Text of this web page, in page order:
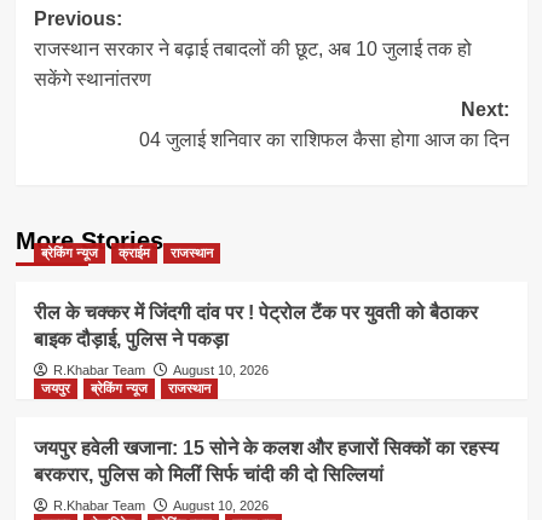
Post
navigation
Previous:
राजस्थान सरकार ने बढ़ाई तबादलों की छूट, अब 10 जुलाई तक हो
सकेंगे स्थानांतरण
Next:
04 जुलाई शनिवार का राशिफल कैसा होगा आज का दिन
More Stories
ब्रेकिंग न्यूज क्राईम राजस्थान
रील के चक्कर में जिंदगी दांव पर ! पेट्रोल टैंक पर युवती को बैठाकर
बाइक दौड़ाई, पुलिस ने पकड़ा
R.Khabar Team
August 10, 2026
जयपुर
ब्रेकिंग न्यूज राजस्थान
जयपुर हवेली खजाना: 15 सोने के कलश और हजारों सिक्कों का रहस्य
बरकरार, पुलिस को मिलीं सिर्फ चांदी की दो सिल्लियां
R.Khabar Team
August 10, 2026